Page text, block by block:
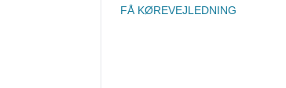
FÅ KØREVEJLEDNING